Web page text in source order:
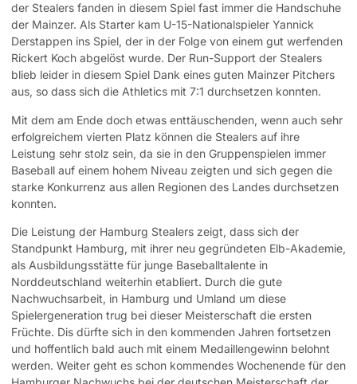
der Stealers fanden in diesem Spiel fast immer die Handschuhe
der Mainzer. Als Starter kam U-15-Nationalspieler Yannick
Derstappen ins Spiel, der in der Folge von einem gut werfenden
Rickert Koch abgelöst wurde. Der Run-Support der Stealers
blieb leider in diesem Spiel Dank eines guten Mainzer Pitchers
aus, so dass sich die Athletics mit 7:1 durchsetzen konnten.
Mit dem am Ende doch etwas enttäuschenden, wenn auch sehr
erfolgreichem vierten Platz können die Stealers auf ihre
Leistung sehr stolz sein, da sie in den Gruppenspielen immer
Baseball auf einem hohem Niveau zeigten und sich gegen die
starke Konkurrenz aus allen Regionen des Landes durchsetzen
konnten.
Die Leistung der Hamburg Stealers zeigt, dass sich der
Standpunkt Hamburg, mit ihrer neu gegründeten Elb-Akademie,
als Ausbildungsstätte für junge Baseballtalente in
Norddeutschland weiterhin etabliert. Durch die gute
Nachwuchsarbeit, in Hamburg und Umland um diese
Spielergeneration trug bei dieser Meisterschaft die ersten
Früchte. Dis dürfte sich in den kommenden Jahren fortsetzen
und hoffentlich bald auch mit einem Medaillengewinn belohnt
werden. Weiter geht es schon kommendes Wochenende für den